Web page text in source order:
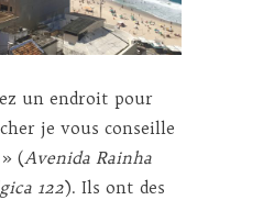
un endroit pour
je vous conseille
» (Avenida Rainha
122). Ils ont des